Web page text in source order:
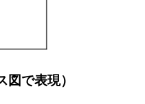
で表現）